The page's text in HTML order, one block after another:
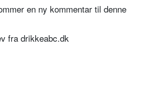
en ny kommentar til denne
fra drikkeabc.dk